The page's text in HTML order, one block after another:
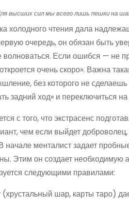
высших сил мы всего лишь пешки на
холодного чтения дала
очередь, он обязан быть
волноваться. Если ошибся — не
очень скоро». Важна
без которого не
задний ход» и переключиться
с того, что экстрасенс
чем если выйдет
менталист задает
Этим он создает необходимую
следующими правилами:
(хрустальный шар, карты таро)